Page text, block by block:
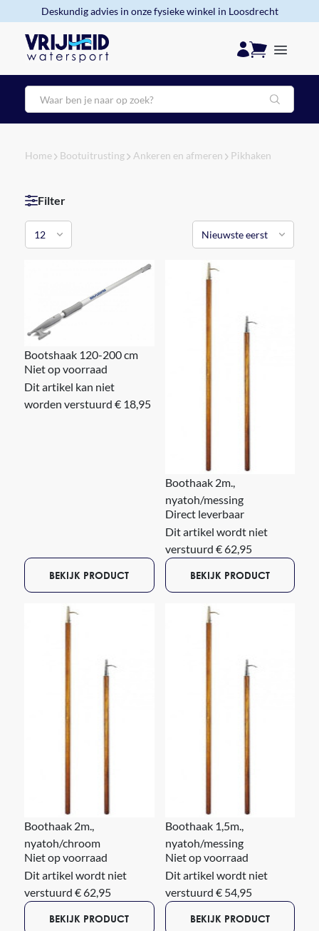
Deskundig advies in onze fysieke winkel in Loosdrecht
Zoeken
Home Bootuitrusting Ankeren en afmeren Pikhaken
Filter
Bootshaak 120-200 cm
Niet op voorraad
Dit artikel kan niet
worden verstuurd € 18,95
BEKIJK PRODUCT
Boothaak 2m.,
nyatoh/messing
Direct leverbaar
Dit artikel wordt niet
verstuurd € 62,95
BEKIJK PRODUCT
Boothaak 2m.,
nyatoh/chroom
Niet op voorraad
Dit artikel wordt niet
verstuurd € 62,95
BEKIJK PRODUCT
Boothaak 1,5m.,
nyatoh/messing
Niet op voorraad
Dit artikel wordt niet
verstuurd € 54,95
BEKIJK PRODUCT